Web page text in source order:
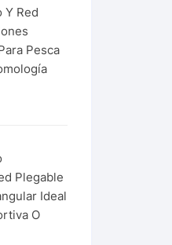
Y Red
Pesca
Plegable
Ideal
O